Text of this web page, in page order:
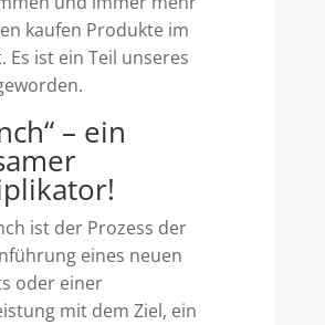
kaufen Produkte im
Es ist ein Teil unseres
– ein
ist der Prozess der
eines neuen
oder einer
mit dem Ziel, ein